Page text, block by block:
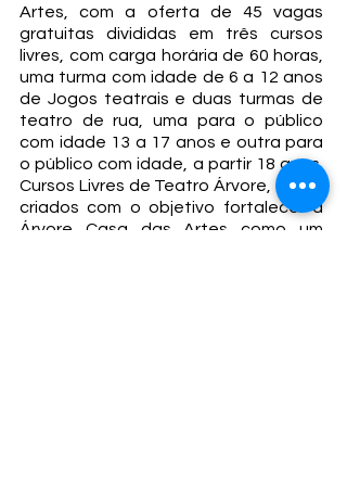
Artes, com a oferta de 45 vagas
gratuitas divididas em três cursos
livres, com carga horária de 60 horas,
uma turma com idade de 6 a 12 anos
de Jogos teatrais e duas turmas de
teatro de rua, uma para o público
com idade 13 a 17 anos e outra para
o público com idade, a partir 18 anos.
Cursos Livres de Teatro Árvore, foram
criados com o objetivo fortalecer a
Árvore Casa das Artes como um